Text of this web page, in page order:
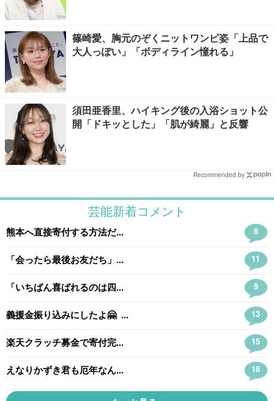
篠崎愛、胸元のぞくニットワンピ姿「上品で
大人っぽい」「ボディライン憧れる」
須田亜香里、ハイキング後の入浴ショット公
開「ドキッとした」「肌が綺麗」と反響
Recommended by